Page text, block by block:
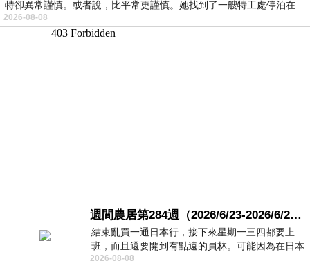
特卻異常謹慎。或者說，比平常更謹慎。她找到了一艘特工處停泊在
2026-08-08
週間農居第284週（2026/6/23-2026/6/24) 夏至 金黃稻浪洋溢豐收喜悅
結束亂買一通日本行，接下來星期一三四都要上
班，而且還要開到有點遠的員林。可能因為在日本
花不少錢，星期一出門上班時，心裡沒有一
2026-08-08